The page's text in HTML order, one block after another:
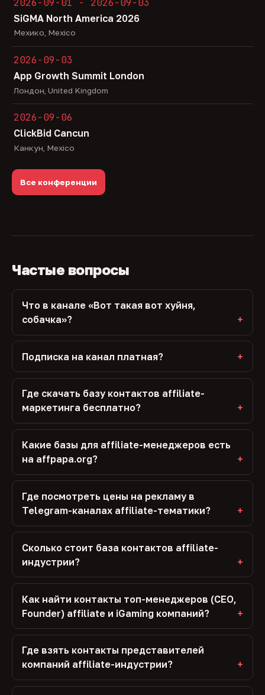
SiGMA North America 2026
Мехико, Mexico
2026-09-03
App Growth Summit London
Лондон, United Kingdom
2026-09-06
ClickBid Cancun
Канкун, Mexico
Все конференции
Частые вопросы
Что в канале «Вот такая вот хуйня,
собачка»?
Подписка на канал платная?
Где скачать базу контактов affiliate-
маркетинга бесплатно?
Какие базы для affiliate-менеджеров есть
на affpapa.org?
Где посмотреть цены на рекламу в
Telegram-каналах affiliate-тематики?
Сколько стоит база контактов affiliate-
индустрии?
Как найти контакты топ-менеджеров (CEO,
Founder) affiliate и iGaming компаний?
Где взять контакты представителей
компаний affiliate-индустрии?